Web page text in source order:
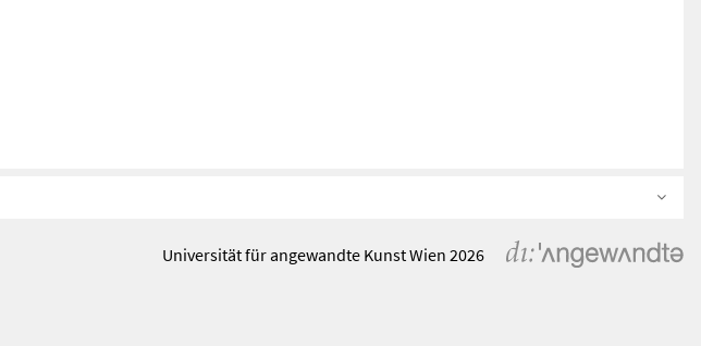
Universität für angewandte Kunst Wien 2026